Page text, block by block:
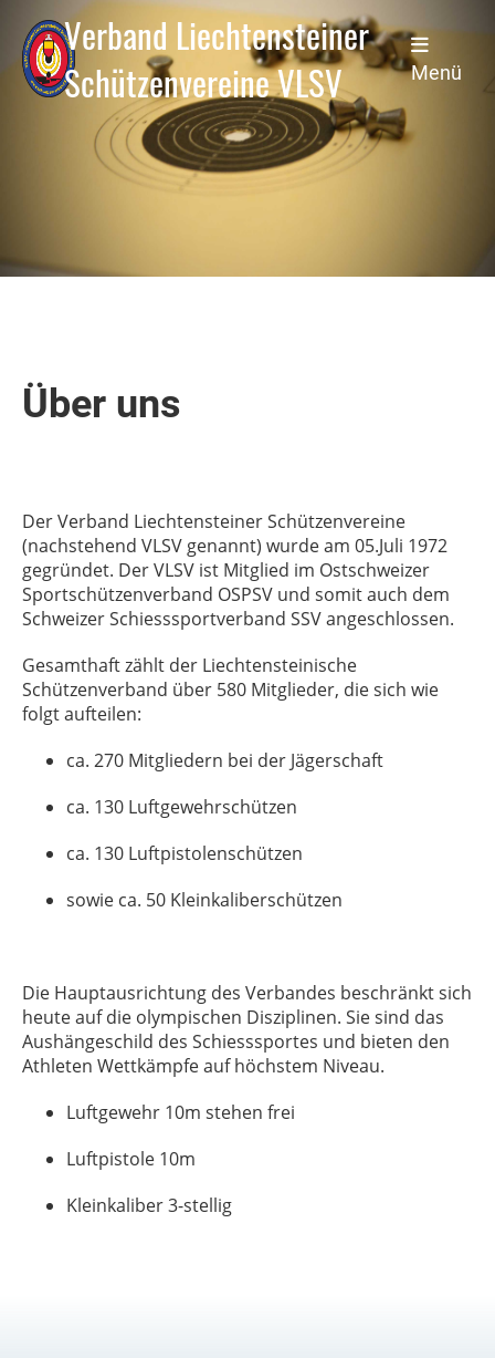
Verband Liechtensteiner
Schützenvereine VLSV
Menü
Über uns
Der Verband Liechtensteiner Schützenvereine
(nachstehend VLSV genannt) wurde am 05.Juli 1972
gegründet. Der VLSV ist Mitglied im Ostschweizer
Sportschützenverband OSPSV und somit auch dem
Schweizer Schiesssportverband SSV angeschlossen.
Gesamthaft zählt der Liechtensteinische
Schützenverband über 580 Mitglieder, die sich wie
folgt aufteilen:
ca. 270 Mitgliedern bei der Jägerschaft
ca. 130 Luftgewehrschützen
ca. 130 Luftpistolenschützen
sowie ca. 50 Kleinkaliberschützen
Die Hauptausrichtung des Verbandes beschränkt sich
heute auf die olympischen Disziplinen. Sie sind das
Aushängeschild des Schiesssportes und bieten den
Athleten Wettkämpfe auf höchstem Niveau.
Luftgewehr 10m stehen frei
Luftpistole 10m
Kleinkaliber 3-stellig